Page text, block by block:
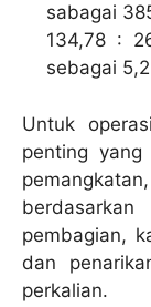
sabagai
134,78 :
sebagai
Untuk
penting
pembagian,
dan
perkalian.